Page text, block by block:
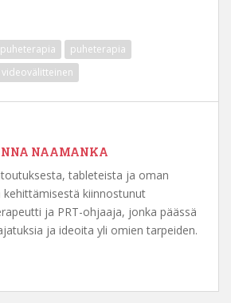
puheterapia
videovälitteinen
NAAMANKA
tableteista ja oman
kehittämisestä kiinnostunut
ja PRT-ohjaaja, jonka päässä
ja ideoita yli omien tarpeiden.